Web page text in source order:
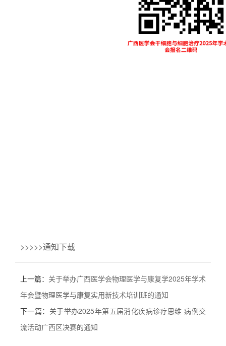
>>>>>通知下载
上一篇： 关于举办广西医学会物理医学与康复学2025年学术
年会暨物理医学与康复实用新技术培训班的通知
下一篇： 关于举办2025年第五届消化疾病诊疗思维 病例交
流活动广西区决赛的通知